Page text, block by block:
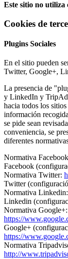
Este sitio no utiliza
Cookies de
Plugins Sociales
En el sitio pueden
Twitter, Google+,
La presencia de
y LinkedIn y
hacia todos los
información
se pide sean
conveniencia, se
diferentes
Normativa
Facebook
Normativa Twitter:
Twitter
Normativa Linkedin:
Linkedin
Normativa Google+:
https://
Google+
https://
Normativa
http://